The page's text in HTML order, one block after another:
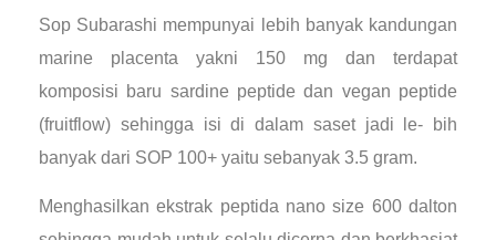
Sop Subarashi mempunyai lebih banyak kandungan
marine placenta yakni 150 mg dan terdapat
komposisi baru sardine peptide dan vegan peptide
(fruitflow) sehingga isi di dalam saset jadi le- bih
banyak dari SOP 100+ yaitu sebanyak 3.5 gram.
Menghasilkan ekstrak peptida nano size 600 dalton